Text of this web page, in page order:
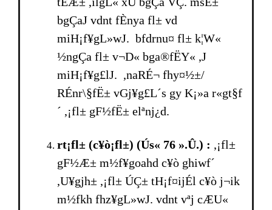
bgÇaJ vdnt fÈnya fl± vd
miH¡f¥gL»wJ. bfdrnu¤ fl± k¦W«
½ngÇa fl± v¬D« bga®fËY« ,J
miH¡f¥g£lJ. ,naRÉ¬ fhy¤½±/
RÉnr\§fË± vGj¥g£L´s gy K¡»a r«gt§f
´ ,¡fl± gF½fË± elªnj¿d.
rt¡fl± (c¥ò¡fl±) (Ús« 76 ».Û.) : ,¡fl±
gF½Æ± m½f¥goahd c¥ò ghiwf´
,U¥gjh± ,¡fl± ÚÇ± tH¡f¤ijÉl c¥ò j¬ik
m½fkh­ fhz¥gL»wJ. vdnt vªj cÆU«